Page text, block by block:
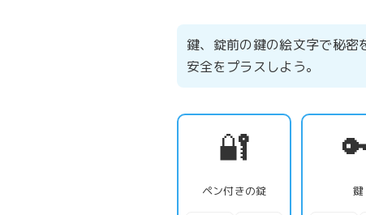
鍵、錠前の鍵の絵文字で秘密
安全をプラスしよう。
🔐
ペン付きの錠 鍵